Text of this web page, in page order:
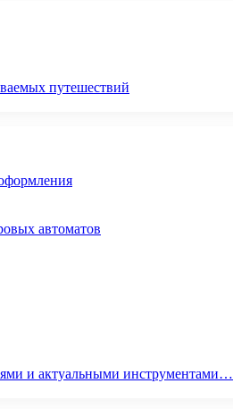
путешествий
автоматов
и актуальными инструментами…